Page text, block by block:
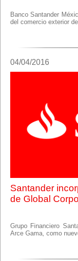
Banco Santander
del comercio exterior
04/04/2016
Santander
de Global
Grupo Financiero
Arce Gama, como